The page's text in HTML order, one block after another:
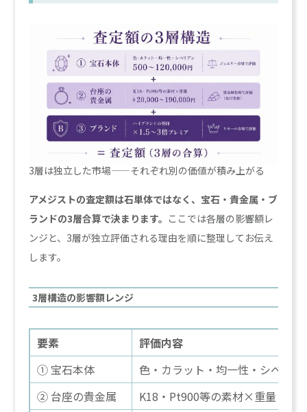
3層は独立した市場——それぞれ別の価値が積み上がる
アメジストの査定額は石単体ではなく、宝石・貴金属・ブ
ランドの3層合算で決まります。 ここでは各層の影響額レ
ンジと、3層が独立評価される理由を順に整理してお伝え
します。
3層構造の影響額レンジ
要素
評価内容
① 宝石本体
色・カラット・均一性・シベリア
② 台座の貴金属
K18・Pt900等の素材×重量